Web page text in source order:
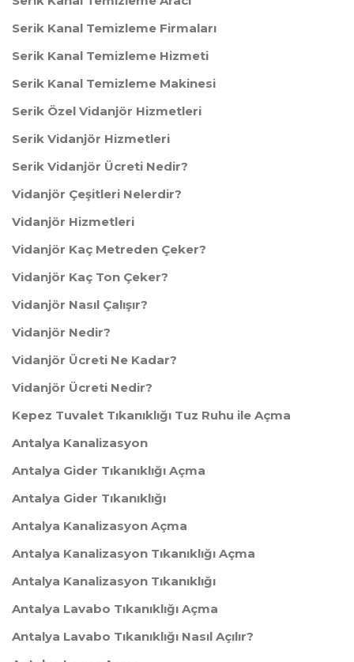
Serik Kanal Temizleme Firmaları
Serik Kanal Temizleme Hizmeti
Serik Kanal Temizleme Makinesi
Serik Özel Vidanjör Hizmetleri
Serik Vidanjör Hizmetleri
Serik Vidanjör Ücreti Nedir?
Vidanjör Çeşitleri Nelerdir?
Vidanjör Hizmetleri
Vidanjör Kaç Metreden Çeker?
Vidanjör Kaç Ton Çeker?
Vidanjör Nasıl Çalışır?
Vidanjör Nedir?
Vidanjör Ücreti Ne Kadar?
Vidanjör Ücreti Nedir?
Kepez Tuvalet Tıkanıklığı Tuz Ruhu ile Açma
Antalya Kanalizasyon
Antalya Gider Tıkanıklığı Açma
Antalya Gider Tıkanıklığı
Antalya Kanalizasyon Açma
Antalya Kanalizasyon Tıkanıklığı Açma
Antalya Kanalizasyon Tıkanıklığı
Antalya Lavabo Tıkanıklığı Açma
Antalya Lavabo Tıkanıklığı Nasıl Açılır?